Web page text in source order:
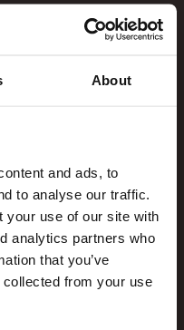
About
and ads, to
to analyse our traffic.
your use of our site with
analytics partners who
that you’ve
collected from your use
versterken
op de duinen
en tijdwinst
onze
voor elk
kunt richten op de